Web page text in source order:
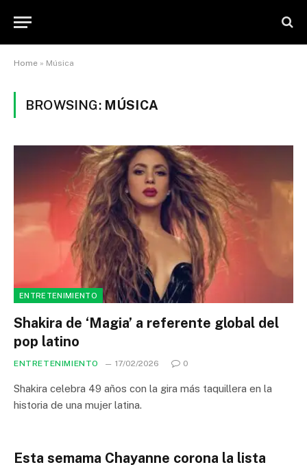
Home » Música
BROWSING: MÚSICA
ENTRETENIMIENTO
Shakira de ‘Magia’ a referente global del
pop latino
ENTRETENIMIENTO 17/02/2026 0
Shakira celebra 49 años con la gira más taquillera en la
historia de una mujer latina.
Esta semama Chayanne corona la lista